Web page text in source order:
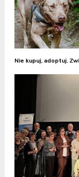
Nie kupuj, adoptuj.